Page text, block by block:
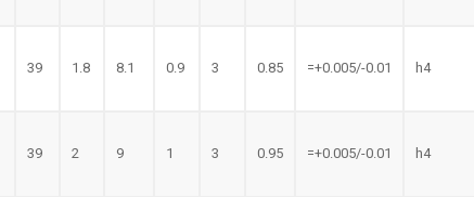
39 1.8 8.1 0.9 3 0.85 =+0.005/-0.01 h4
39 2 9 1 3 0.95 =+0.005/-0.01 h4